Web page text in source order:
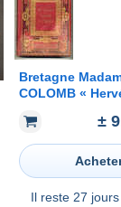
Bretagne
COLOMB «
±
Il reste 27